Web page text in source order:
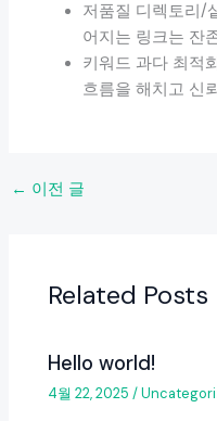
저품질 디렉토리/
어지는 링크는 잔
키워드 과다 최적
흐름을 해치고 신
← 이전 글
Related Posts
Hello world!
4월 22, 2025/